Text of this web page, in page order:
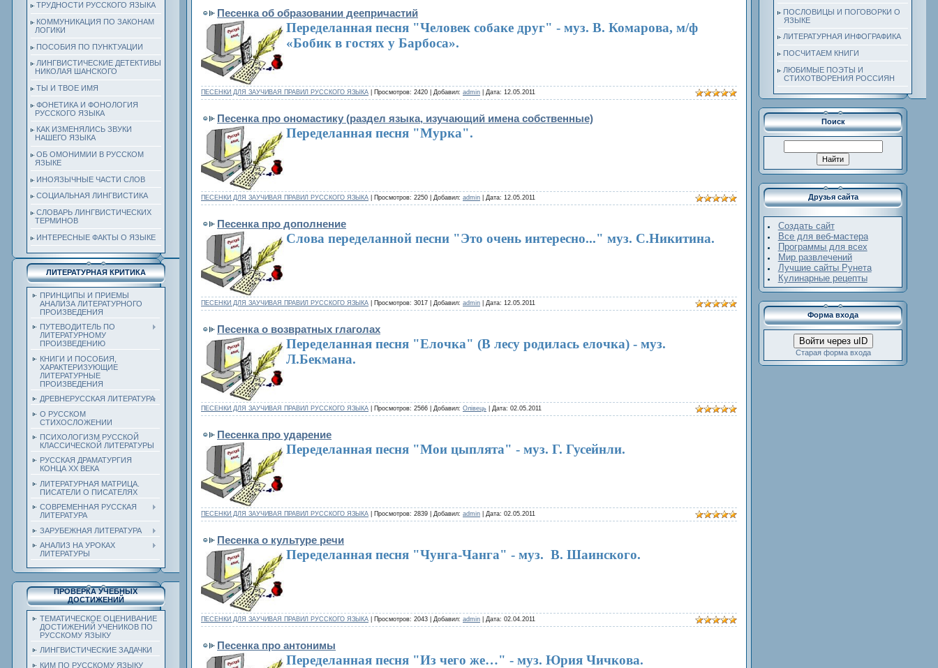
ТРУДНОСТИ РУССКОГО ЯЗЫКА
КОММУНИКАЦИЯ ПО ЗАКОНАМ
ЛОГИКИ
ПОСОБИЯ ПО ПУНКТУАЦИИ
ЛИНГВИСТИЧЕСКИЕ ДЕТЕКТИВЫ
НИКОЛАЯ ШАНСКОГО
ТЫ И ТВОЕ ИМЯ
ФОНЕТИКА И ФОНОЛОГИЯ
РУССКОГО ЯЗЫКА
КАК ИЗМЕНЯЛИСЬ ЗВУКИ
НАШЕГО ЯЗЫКА
ОБ ОМОНИМИИ В РУССКОМ
ЯЗЫКЕ
ИНОЯЗЫЧНЫЕ ЧАСТИ СЛОВ
СОЦИАЛЬНАЯ ЛИНГВИСТИКА
СЛОВАРЬ ЛИНГВИСТИЧЕСКИХ
ТЕРМИНОВ
ИНТЕРЕСНЫЕ ФАКТЫ О ЯЗЫКЕ
ЛИТЕРАТУРНАЯ КРИТИКА
ПРИНЦИПЫ И ПРИЕМЫ
АНАЛИЗА ЛИТЕРАТУРНОГО
ПРОИЗВЕДЕНИЯ
ПУТЕВОДИТЕЛЬ ПО
ЛИТЕРАТУРНОМУ
ПРОИЗВЕДЕНИЮ
КНИГИ И ПОСОБИЯ,
ХАРАКТЕРИЗУЮЩИЕ
ЛИТЕРАТУРНЫЕ
ПРОИЗВЕДЕНИЯ
ДРЕВНЕРУССКАЯ ЛИТЕРАТУРА
О РУССКОМ
СТИХОСЛОЖЕНИИ
ПСИХОЛОГИЗМ РУССКОЙ
КЛАССИЧЕСКОЙ ЛИТЕРАТУРЫ
РУССКАЯ ДРАМАТУРГИЯ
КОНЦА ХХ ВЕКА
ЛИТЕРАТУРНАЯ МАТРИЦА.
ПИСАТЕЛИ О ПИСАТЕЛЯХ
СОВРЕМЕННАЯ РУССКАЯ
ЛИТЕРАТУРА
ЗАРУБЕЖНАЯ ЛИТЕРАТУРА
АНАЛИЗ НА УРОКАХ
ЛИТЕРАТУРЫ
ПРОВЕРКА УЧЕБНЫХ
ДОСТИЖЕНИЙ
ТЕМАТИЧЕСКОЕ ОЦЕНИВАНИЕ
ДОСТИЖЕНИЙ УЧЕНИКОВ ПО
РУССКОМУ ЯЗЫКУ
ЛИНГВИСТИЧЕСКИЕ ЗАДАЧКИ
КИМ ПО РУССКОМУ ЯЗЫКУ
Песенка об образовании деепричастий
Переделанная песня "Человек собаке друг" - муз. В. Комарова, м/ф
«Бобик в гостях у Барбоса».
ПЕСЕНКИ ДЛЯ ЗАУЧИВАЯ ПРАВИЛ РУССКОГО ЯЗЫКА | Просмотров: 2420 | Добавил: admin | Дата: 12.05.2011
Песенка про ономастику (раздел языка, изучающий имена собственные)
Переделанная песня "Мурка".
ПЕСЕНКИ ДЛЯ ЗАУЧИВАЯ ПРАВИЛ РУССКОГО ЯЗЫКА | Просмотров: 2250 | Добавил: admin | Дата: 12.05.2011
Песенка про дополнение
Слова переделанной песни "Это очень интересно..." муз. С.Никитина.
ПЕСЕНКИ ДЛЯ ЗАУЧИВАЯ ПРАВИЛ РУССКОГО ЯЗЫКА | Просмотров: 3017 | Добавил: admin | Дата: 12.05.2011
Песенка о возвратных глаголах
Переделанная песня "Елочка" (В лесу родилась елочка) - муз.
Л.Бекмана.
ПЕСЕНКИ ДЛЯ ЗАУЧИВАЯ ПРАВИЛ РУССКОГО ЯЗЫКА | Просмотров: 2566 | Добавил: Олівець | Дата: 02.05.2011
Песенка про ударение
Переделанная песня "Мои цыплята" - муз. Г. Гусейнли.
ПЕСЕНКИ ДЛЯ ЗАУЧИВАЯ ПРАВИЛ РУССКОГО ЯЗЫКА | Просмотров: 2839 | Добавил: admin | Дата: 02.05.2011
Песенка о культуре речи
Переделанная песня "Чунга-Чанга" - муз. В. Шаинского.
ПЕСЕНКИ ДЛЯ ЗАУЧИВАЯ ПРАВИЛ РУССКОГО ЯЗЫКА | Просмотров: 2043 | Добавил: admin | Дата: 02.04.2011
Песенка про антонимы
Переделанная песня "Из чего же…" - муз. Юрия Чичкова.
ПОСЛОВИЦЫ И ПОГОВОРКИ О
ЯЗЫКЕ
ЛИТЕРАТУРНАЯ ИНФОГРАФИКА
ПОСЧИТАЕМ КНИГИ
ЛЮБИМЫЕ ПОЭТЫ И
СТИХОТВОРЕНИЯ РОССИЯН
Поиск
Друзья сайта
Создать сайт
Все для веб-мастера
Программы для всех
Мир развлечений
Лучшие сайты Рунета
Кулинарные рецепты
Форма входа
Войти через uID
Старая форма входа